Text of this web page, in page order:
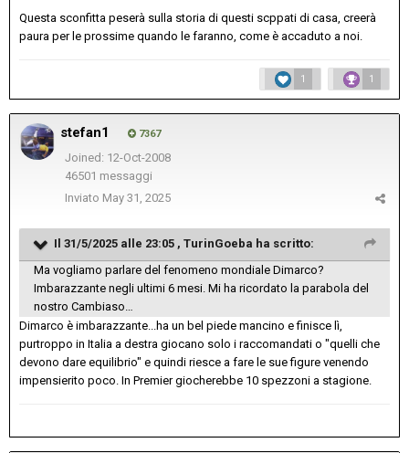
Questa sconfitta peserà sulla storia di questi scppati di casa, creerà
paura per le prossime quando le faranno, come è accaduto a noi.
1 1
stefan1 7367
Joined: 12-Oct-2008
46501 messaggi
Inviato May 31, 2025
Il 31/5/2025 alle 23:05 , TurinGoeba ha scritto:
Ma vogliamo parlare del fenomeno mondiale Dimarco?
Imbarazzante negli ultimi 6 mesi. Mi ha ricordato la parabola del
nostro Cambiaso…
Dimarco è imbarazzante...ha un bel piede mancino e finisce lì,
purtroppo in Italia a destra giocano solo i raccomandati o "quelli che
devono dare equilibrio" e quindi riesce a fare le sue figure venendo
impensierito poco. In Premier giocherebbe 10 spezzoni a stagione.